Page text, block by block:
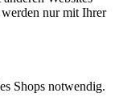
nur mit Ihrer
Shops notwendig.